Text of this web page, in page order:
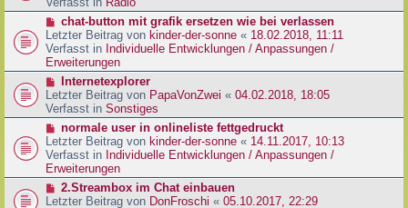
g
i
r
a
g
e
r
B
e
i
r
a
g
N
e
u
e
r
B
e
i
r
a
g
chat-button mit grafik ersetzen wie bei verlassen
Letzter Beitrag von kinder-der-sonne « 18.02.2018, 11:11
Verfasst in Individuelle Entwicklungen / Anpassungen /
Erweiterungen
N
e
u
e
r
B
e
i
r
Internetexplorer
Letzter Beitrag von PapaVonZwei « 04.02.2018, 18:05
Verfasst in Sonstiges
N
e
u
e
r
B
normale user in onlineliste fettgedruckt
Letzter Beitrag von kinder-der-sonne « 14.11.2017, 10:13
Verfasst in Individuelle Entwicklungen / Anpassungen /
Erweiterungen
N
e
2.Streambox im Chat einbauen
Letzter Beitrag von DonFroschi « 05.10.2017, 22:29